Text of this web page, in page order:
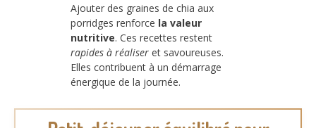
Ajouter des graines de chia aux
porridges renforce la valeur
nutritive. Ces recettes restent
rapides à réaliser et savoureuses.
Elles contribuent à un démarrage
énergique de la journée.